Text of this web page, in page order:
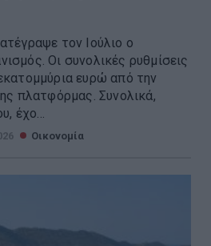
τον Ιούλιο ο
Οι συνολικές ρυθμίσεις
ευρώ από την
πλατφόρμας. Συνολικά,
έχο...
Οικονομία